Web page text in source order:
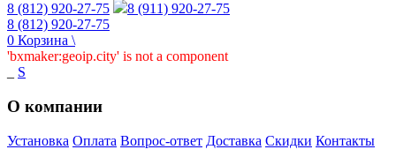
8 (812) 920-27-75
8 (911) 920-27-75
8 (812) 920-27-75
0 Корзина \
'bxmaker:geoip.city' is not a component
S
О компании
Установка Оплата Вопрос-ответ Доставка Скидки Контакты